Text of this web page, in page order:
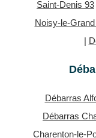
Saint-Denis 93
Noisy-le-
|
Débarras
Débarras
Charenton-le-